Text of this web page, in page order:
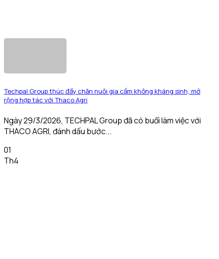
Techpal Group thúc đẩy chăn nuôi gia cầm không kháng sinh, mở
rộng hợp tác với Thaco Agri
Ngày 29/3/2026, TECHPAL Group đã có buổi làm việc với
THACO AGRI, đánh dấu bước...
01
Th4